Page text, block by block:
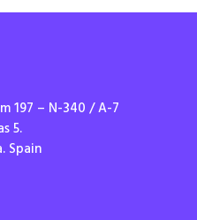
197 – N-340 / A-7
5.
Spain